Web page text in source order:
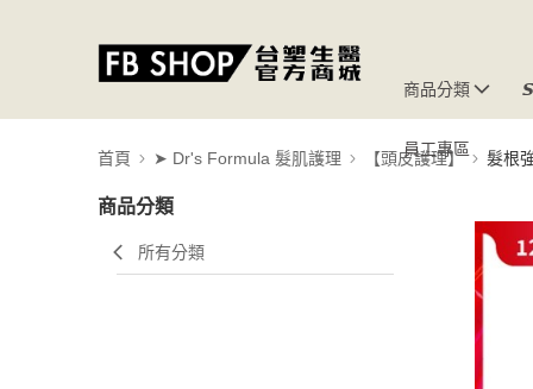
商品分類
員工專區
首頁 ➤ Dr's Formula 髮肌護理 【頭皮護理】 髮根
商品分類
所有分類